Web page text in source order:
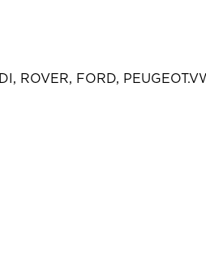
ROVER, FORD,